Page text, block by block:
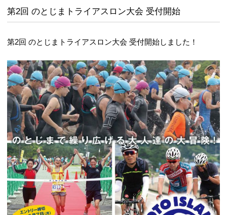
第2回 のとじまトライアスロン大会 受付開始
第2回 のとじまトライアスロン大会 受付開始しました！